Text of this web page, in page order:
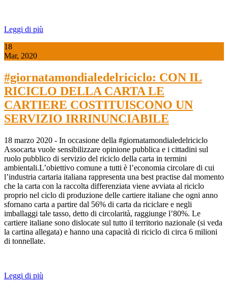
Leggi di più
18
Mar, 2020
#giornatamondialedelriciclo: CON IL
RICICLO DELLA CARTA LE
CARTIERE COSTITUISCONO UN
SERVIZIO IRRINUNCIABILE
18 marzo 2020 - In occasione della #giornatamondialedelriciclo
Assocarta vuole sensibilizzare opinione pubblica e i cittadini sul
ruolo pubblico di servizio del riciclo della carta in termini
ambientali.L’obiettivo comune a tutti è l’economia circolare di cui
l’industria cartaria italiana rappresenta una best practise dal momento
che la carta con la raccolta differenziata viene avviata al riciclo
proprio nel ciclo di produzione delle cartiere italiane che ogni anno
sfornano carta a partire dal 56% di carta da riciclare e negli
imballaggi tale tasso, detto di circolarità, raggiunge l’80%. Le
cartiere italiane sono dislocate sul tutto il territorio nazionale (si veda
la cartina allegata) e hanno una capacità di riciclo di circa 6 milioni
di tonnellate.
Leggi di più